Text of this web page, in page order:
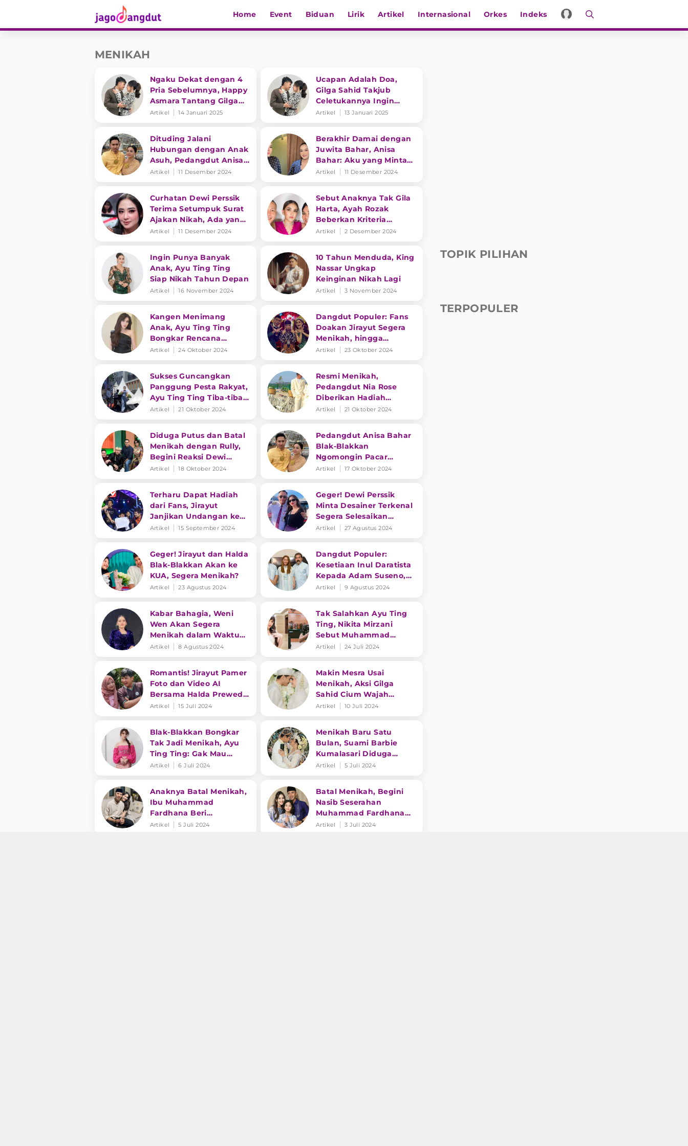
Home Event Biduan Lirik Artikel Internasional Orkes Indeks
MENIKAH
Ngaku Dekat dengan 4
Pria Sebelumnya, Happy
Asmara Tantang Gilga
Sahid Lakukan Ini
Artikel 14 Januari 2025
Ucapan Adalah Doa,
Gilga Sahid Takjub
Celetukannya Ingin
Nikahi Happy Asmara
Artikel 13 Januari 2025
Dituding Jalani
Hubungan dengan Anak
Asuh, Pedangdut Anisa
Bahar Berikan Klarifikasi
Artikel 11 Desember 2024
Berakhir Damai dengan
Juwita Bahar, Anisa
Bahar: Aku yang Minta
Maaf Sebagai Seorang
Artikel 11 Desember 2024
Curhatan Dewi Perssik
Terima Setumpuk Surat
Ajakan Nikah, Ada yang
Nekat Lakukan Hal Tak
Artikel 11 Desember 2024
Sebut Anaknya Tak Gila
Harta, Ayah Rozak
Beberkan Kriteria
Pasangan Ayu Ting Ting
Artikel 2 Desember 2024
Ingin Punya Banyak
Anak, Ayu Ting Ting
Siap Nikah Tahun Depan
Artikel 16 November 2024
10 Tahun Menduda, King
Nassar Ungkap
Keinginan Nikah Lagi
Artikel 3 November 2024
Kangen Menimang
Anak, Ayu Ting Ting
Bongkar Rencana
Menikah Lagi
Artikel 24 Oktober 2024
Dangdut Populer: Fans
Doakan Jirayut Segera
Menikah, hingga
Penghasilan Fantastis
Artikel 23 Oktober 2024
Sukses Guncangkan
Panggung Pesta Rakyat,
Ayu Ting Ting Tiba-tiba
Ungkap Keinginan
Artikel 21 Oktober 2024
Resmi Menikah,
Pedangdut Nia Rose
Diberikan Hadiah
Perusahaan
Artikel 21 Oktober 2024
Diduga Putus dan Batal
Menikah dengan Rully,
Begini Reaksi Dewi
Perssik
Artikel 18 Oktober 2024
Pedangdut Anisa Bahar
Blak-Blakkan
Ngomongin Pacar
Berondong, Batal
Artikel 17 Oktober 2024
Terharu Dapat Hadiah
dari Fans, Jirayut
Janjikan Undangan ke
Pernikahannya dan
Artikel 15 September 2024
Geger! Dewi Perssik
Minta Desainer Terkenal
Segera Selesaikan
Busana, Segera Menikah
Artikel 27 Agustus 2024
Geger! Jirayut dan Halda
Blak-Blakkan Akan ke
KUA, Segera Menikah?
Artikel 23 Agustus 2024
Dangdut Populer:
Kesetiaan Inul Daratista
Kepada Adam Suseno,
Weni Wen Segera
Artikel 9 Agustus 2024
Kabar Bahagia, Weni
Wen Akan Segera
Menikah dalam Waktu
Dekat
Artikel 8 Agustus 2024
Tak Salahkan Ayu Ting
Ting, Nikita Mirzani
Sebut Muhammad
Fardhana Sosok yang
Artikel 24 Juli 2024
Romantis! Jirayut Pamer
Foto dan Video AI
Bersama Halda Prewed
Pernikahan
Artikel 15 Juli 2024
Makin Mesra Usai
Menikah, Aksi Gilga
Sahid Cium Wajah
Happy Asmara di
Artikel 10 Juli 2024
Blak-Blakkan Bongkar
Tak Jadi Menikah, Ayu
Ting Ting: Gak Mau
Sampai Salah Langkah
Artikel 6 Juli 2024
Menikah Baru Satu
Bulan, Suami Barbie
Kumalasari Diduga
Kabur Bawa Perhiasan
Artikel 5 Juli 2024
Anaknya Batal Menikah,
Ibu Muhammad
Fardhana Beri
Tanggapan : Saya Sudah
Artikel 5 Juli 2024
Batal Menikah, Begini
Nasib Seserahan
Muhammad Fardhana
untuk Ayu Ting Ting
Artikel 3 Juli 2024
TOPIK PILIHAN
TERPOPULER